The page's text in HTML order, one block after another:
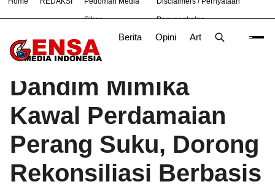
Siber Penyangkalan
Berita Opini Artikel
# Cara Ekonomi Nasional News TNI
Beranda/Berita
Dandim Mimika
Kawal Perdamaian
Perang Suku, Dorong
Rekonsiliasi Berbasis